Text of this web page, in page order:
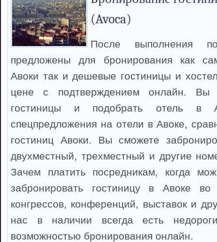
(Avoca)
После выполнения
предложены для бронирования как
Авоки так и дешевые гостиницы и
цене с подтверждением онлайн. Вы
гостиницы и подобрать отель в
спецпредложения на отели в Авоке,
гостиниц Авоки. Вы сможете
двухместный, трехместный и другие
Зачем платить посредникам, когда
забронировать гостиницу в Авоке во
конгрессов, конференций, выставок и
нас в наличии всегда есть
возможностью бронирования онлайн.